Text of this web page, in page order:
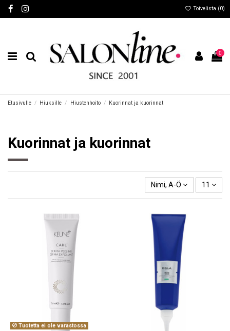
Toivelista (0)
0
Etusivulle Hiuksille Hiustenhoito Kuorinnat ja kuorinnat
Kuorinnat ja kuorinnat
Nimi, A-Ö 11
Tuotetta ei ole varastossa